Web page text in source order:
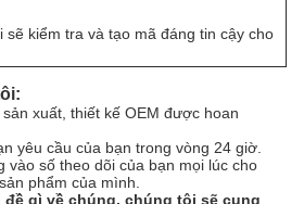
sẽ kiểm tra và tạo mã đáng tin cậy cho
xuất, thiết kế OEM được hoan
yêu cầu của bạn trong vòng 24 giờ.
vào số theo dõi của bạn mọi lúc cho
phẩm của mình.
đề gì về chúng, chúng tôi sẽ cung